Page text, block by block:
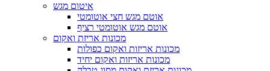
איטום מגש
אוטם מגש חצי אוטומטי
אוטם מגש אוטומטי רציף
מכונות אריזת ואקום
מכונות אריזות ואקום כפולות
מכונות אריזות ואקום יחיד